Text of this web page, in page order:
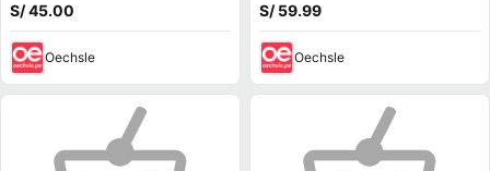
S/ 45.00
Oechsle
S/ 59.99
Oechsle